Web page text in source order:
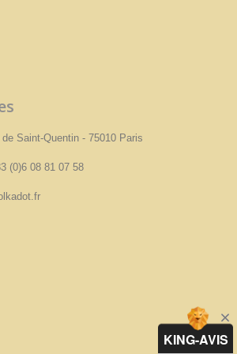
Saint-Quentin - 75010 Paris
(0)6 08 81 07 58
KING-AVIS